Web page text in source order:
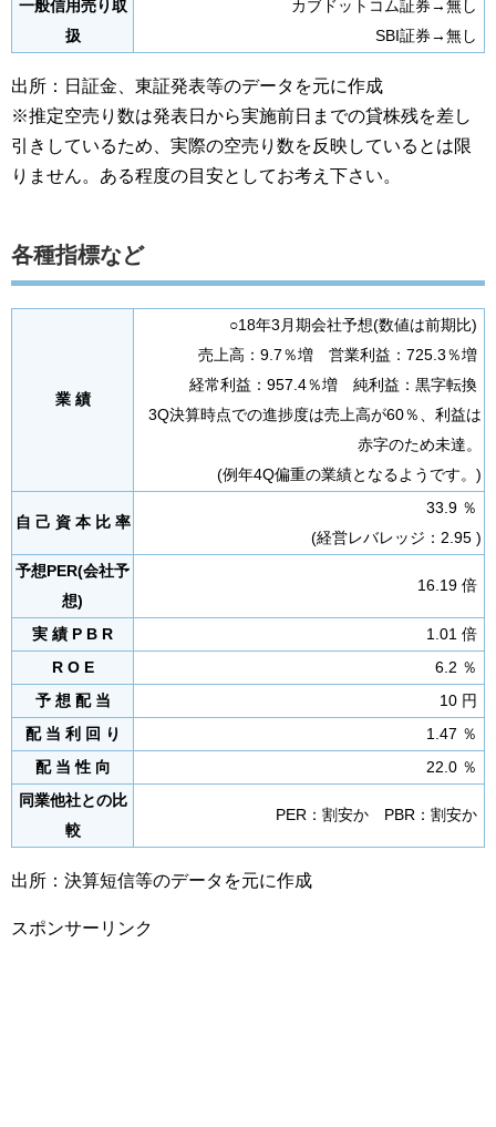
一般信用売り取
扱
カブドットコム証券→無し
SBI証券→無し
出所：日証金、東証発表等のデータを元に作成
※推定空売り数は発表日から実施前日までの貸株残を差し
引きしているため、実際の空売り数を反映しているとは限
りません。ある程度の目安としてお考え下さい。
各種指標など
業 績
○18年3月期会社予想(数値は前期比)
売上高：9.7％増 営業利益：725.3％増
経常利益：957.4％増 純利益：黒字転換
3Q決算時点での進捗度は売上高が60％、利益は
赤字のため未達。
(例年4Q偏重の業績となるようです。)
自 己 資 本 比 率
33.9 ％
(経営レバレッジ：2.95 )
予想PER(会社予
想)
16.19 倍
実 績 P B R
1.01 倍
R O E
6.2 ％
予 想 配 当
10 円
配 当 利 回 り
1.47 ％
配 当 性 向
22.0 ％
同業他社との比
較
PER：割安か PBR：割安か
出所：決算短信等のデータを元に作成
スポンサーリンク